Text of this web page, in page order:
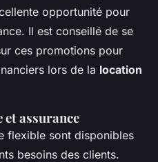
opportunité pour
Il est conseillé de se
ces promotions pour
lors de la location
assurance
flexible sont disponibles
besoins des clients.